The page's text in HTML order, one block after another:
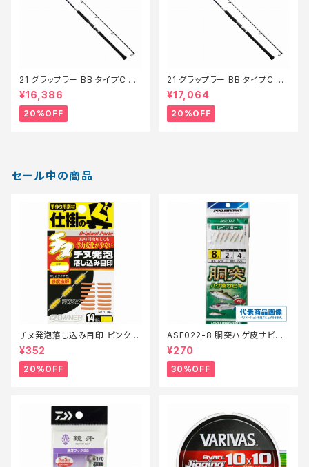
21 グラップラー BB タイプC S7
10ML【特価ロッド】【20】
¥16,386
20%OFF
21 グラップラー BB タイプC S8
0M【特価ロッド】【20】
¥17,064
20%OFF
セール中の商品
チヌ発泡落し込み目印 ピンク
【特価仕掛】【20】
¥352
20%OFF
ASE022-8 胴突ハゲ皮サビキ
8【特価仕掛】【30】
¥270
30%OFF